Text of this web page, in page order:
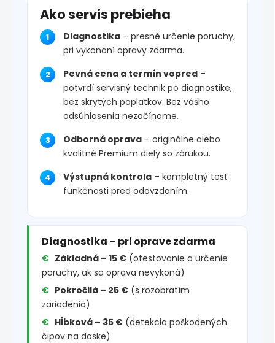
Ako servis prebieha
Diagnostika – presné určenie poruchy,
pri vykonaní opravy zdarma.
Pevná cena a termín vopred –
potvrdí servisný technik po diagnostike,
bez skrytých poplatkov. Bez vášho
odsúhlasenia nezačíname.
Odborná oprava – originálne alebo
kvalitné Premium diely so zárukou.
Výstupná kontrola – kompletný test
funkčnosti pred odovzdaním.
Diagnostika – pri oprave zdarma
Základná – 15 € (otestovanie a určenie
poruchy, ak sa oprava nevykoná)
Pokročilá – 25 € (s rozobratím
zariadenia)
Hĺbková – 35 € (detekcia poškodených
čipov na doske)